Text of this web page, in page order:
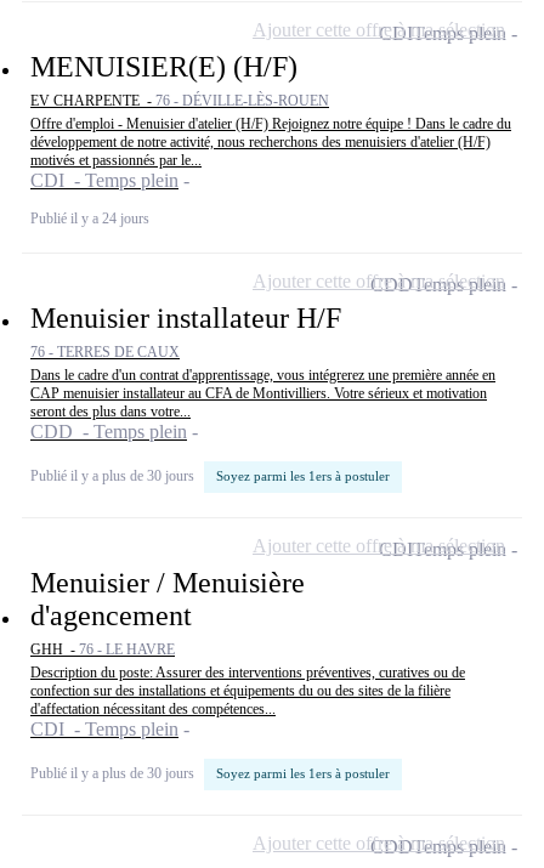
MENUISIER(E) (H/F)
EV CHARPENTE - 76 - DÉVILLE-LÈS-ROUEN
Offre d'emploi - Menuisier d'atelier (H/F) Rejoignez notre équipe ! Dans le cadre du
développement de notre activité, nous recherchons des menuisiers d'atelier (H/F)
motivés et passionnés par le...
CDI - Temps plein
Publié il y a 24 jours
CDITemps plein
Ajouter cette offre à ma sélection
Menuisier installateur H/F
76 - TERRES DE CAUX
Dans le cadre d'un contrat d'apprentissage, vous intégrerez une première année en
CAP menuisier installateur au CFA de Montivilliers. Votre sérieux et motivation
seront des plus dans votre...
CDD - Temps plein
Publié il y a plus de 30 jours Soyez parmi les 1ers à postuler
CDDTemps plein
Ajouter cette offre à ma sélection
Menuisier / Menuisière
d'agencement
GHH - 76 - LE HAVRE
Description du poste: Assurer des interventions préventives, curatives ou de
confection sur des installations et équipements du ou des sites de la filière
d'affectation nécessitant des compétences...
CDI - Temps plein
Publié il y a plus de 30 jours Soyez parmi les 1ers à postuler
CDITemps plein
Ajouter cette offre à ma sélection
CDDTemps plein
Ajouter cette offre à ma sélection